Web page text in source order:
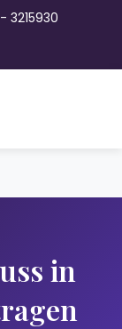
3215930
in